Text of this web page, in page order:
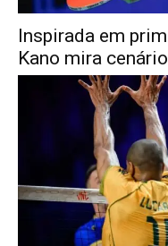
Inspirada em
Kano mira